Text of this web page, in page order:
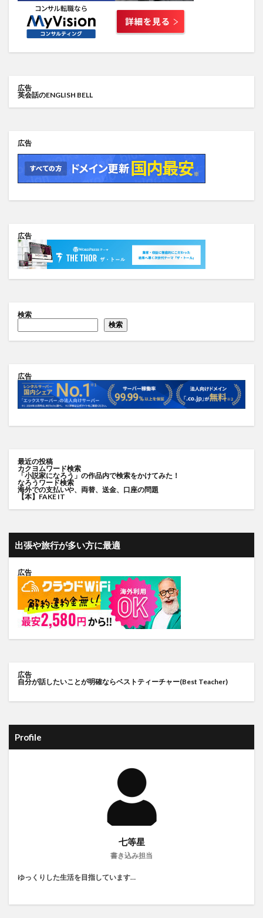
広告
英会話のENGLISH BELL
広告
広告
検索
検索
広告
最近の投稿
カクヨムワード検索
「小説家になろう」の作品内で検索をかけてみた！
なろうワード検索
海外での支払いや、両替、送金、口座の問題
【本】FAKE IT
出張や旅行が多い方に最適
広告
広告
自分が話したいことが明確ならベストティーチャー(Best Teacher)
Profile
七等星
書き込み担当
ゆっくりした生活を目指しています…